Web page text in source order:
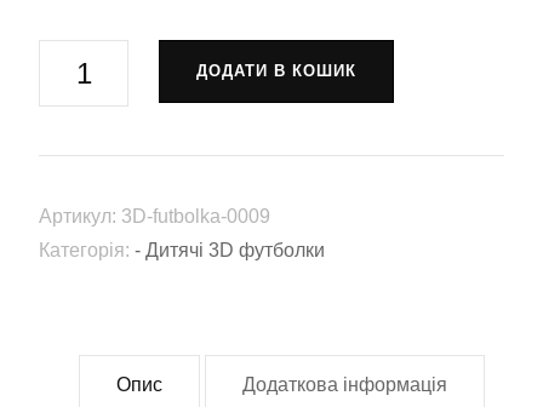
"BRAWL
Leon
(3D-
futbolka-
ДОДАТИ В КОШИК
Артикул: 3D-futbolka-0009
Категорія: - Дитячі 3D футболки
Опис Додаткова інформація